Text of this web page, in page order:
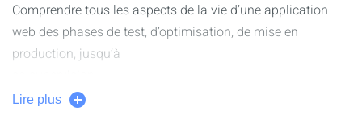
Comprendre tous les aspects de la vie d’une application
web des phases de test, d’optimisation, de mise en
production, jusqu’à
Aspects sécurité :
Lire plus